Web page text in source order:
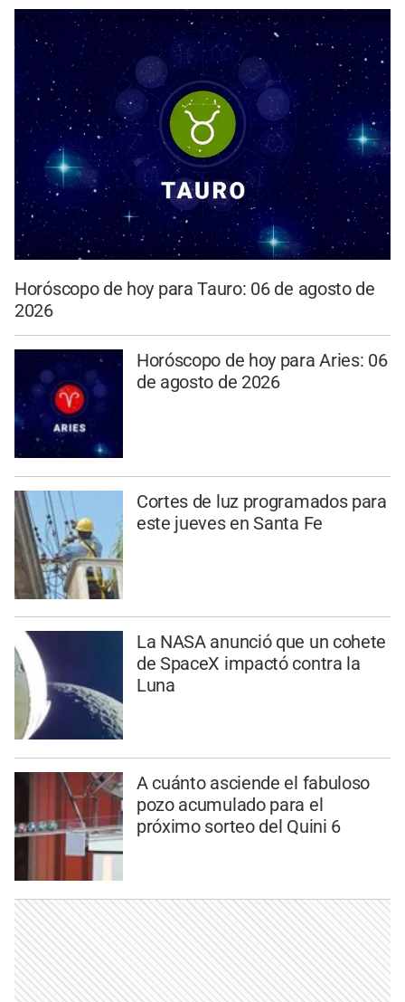
Horóscopo de hoy para Tauro: 06 de agosto de
2026
Horóscopo de hoy para Aries: 06
de agosto de 2026
Cortes de luz programados para
este jueves en Santa Fe
La NASA anunció que un cohete
de SpaceX impactó contra la
Luna
A cuánto asciende el fabuloso
pozo acumulado para el
próximo sorteo del Quini 6